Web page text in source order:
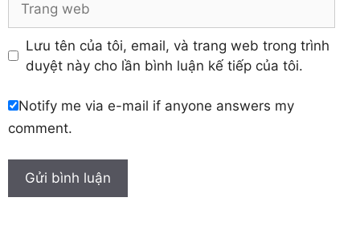
web
Lưu tên của tôi, email, và trang web trong trình
duyệt này cho lần bình luận kế tiếp của tôi.
Notify me via e-mail if anyone answers my
comment.